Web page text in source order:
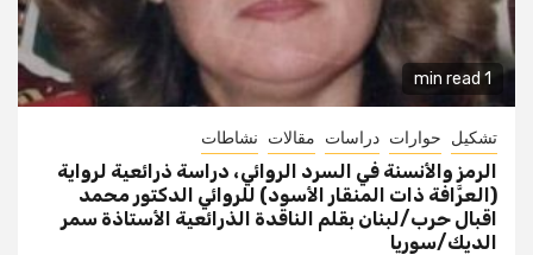
1 min read
تشكيل حوارات دراسات مقالات نشاطات
الرمز والأنسنة في السرد الروائي، دراسة ذرائعية لرواية
(العرَّافة ذات المنقار الأسود) للروائي الدكتور محمد
اقبال حرب/لبنان بقلم الناقدة الذرائعية الأستاذة سمر
الديك/سوريا